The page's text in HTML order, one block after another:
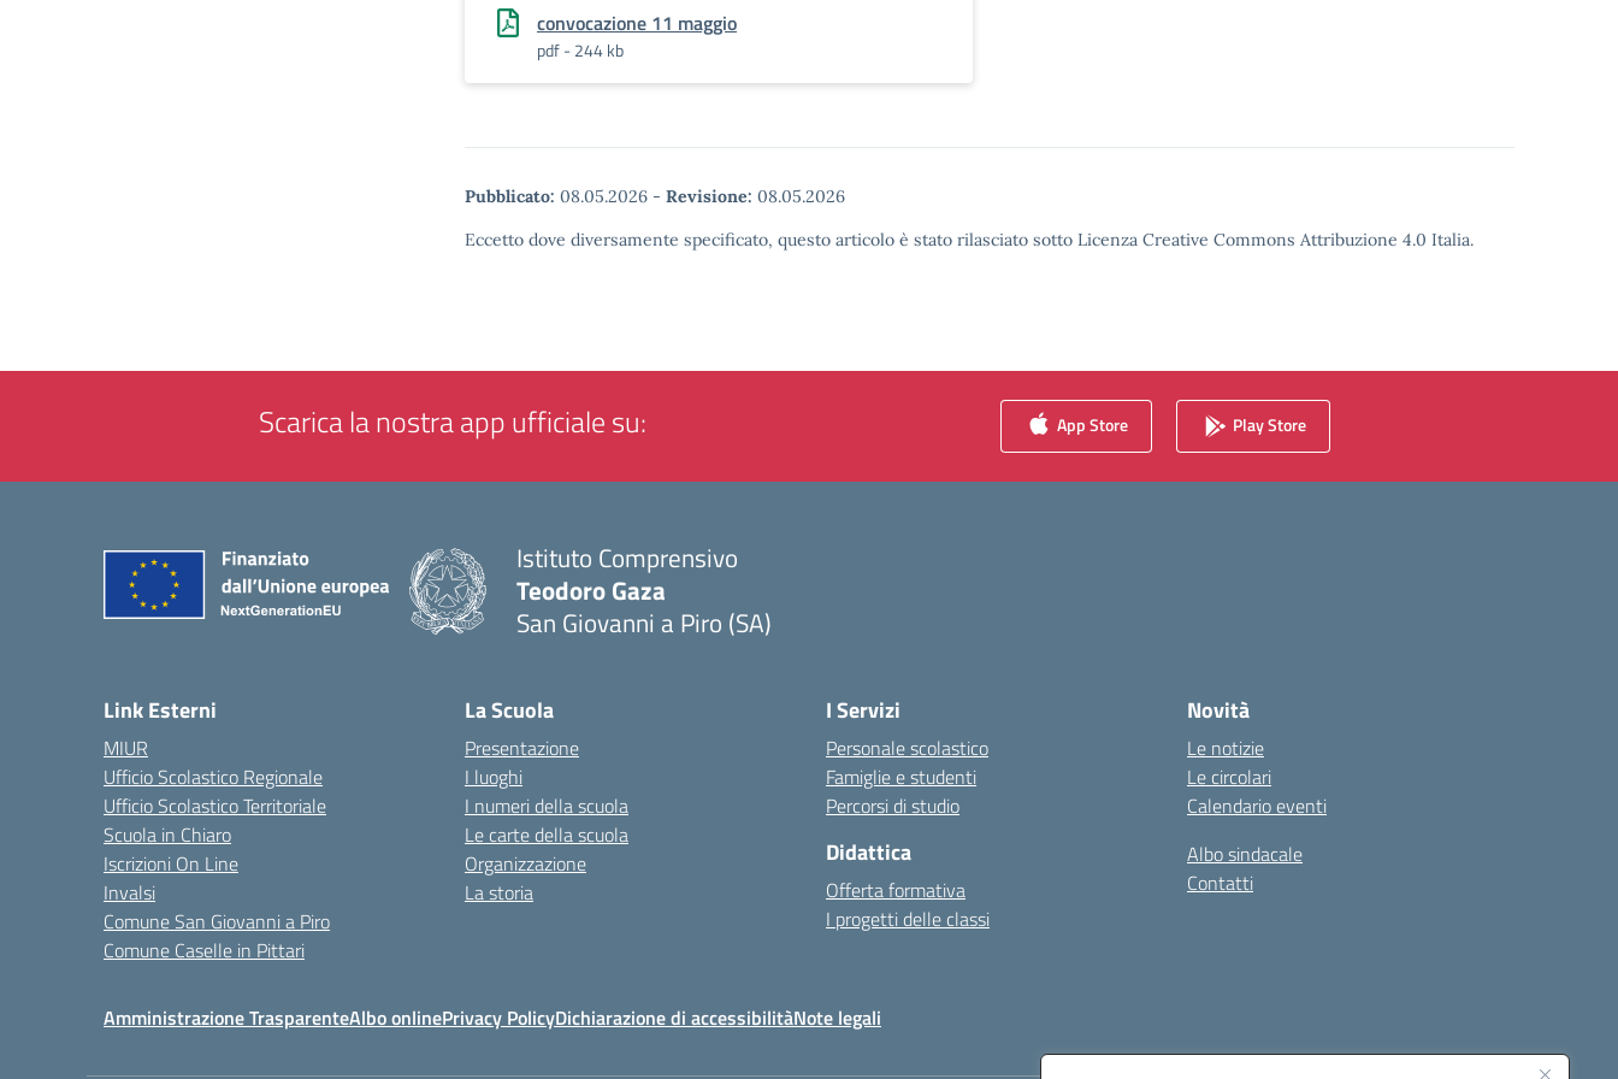
convocazione 11 maggio
pdf - 244 kb
Pubblicato: 08.05.2026 - Revisione: 08.05.2026
Eccetto dove diversamente specificato, questo articolo è stato rilasciato sotto Licenza Creative Commons Attribuzione 4.0 Italia.
Scarica la nostra app ufficiale su: App Store Play Store
Istituto Comprensivo
Teodoro Gaza
San Giovanni a Piro (SA)
Link Esterni
MIUR
Ufficio Scolastico Regionale
Ufficio Scolastico Territoriale
Scuola in Chiaro
Iscrizioni On Line
Invalsi
Comune San Giovanni a Piro
Comune Caselle in Pittari
La Scuola
Presentazione
I luoghi
I numeri della scuola
Le carte della scuola
Organizzazione
La storia
I Servizi
Personale scolastico
Famiglie e studenti
Percorsi di studio
Didattica
Offerta formativa
I progetti delle classi
Novità
Le notizie
Le circolari
Calendario eventi
Albo sindacale
Contatti
Amministrazione TrasparenteAlbo onlinePrivacy PolicyDichiarazione di accessibilitàNote legali